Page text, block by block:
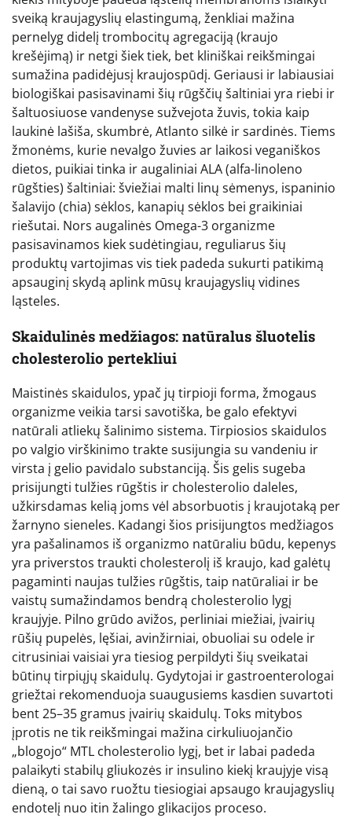
sveiką kraujagyslių elastingumą, ženkliai mažina
pernelyg didelį trombocitų agregaciją (kraujo
krešėjimą) ir netgi šiek tiek, bet kliniškai reikšmingai
sumažina padidėjusį kraujospūdį. Geriausi ir labiausiai
biologiškai pasisavinami šių rūgščių šaltiniai yra riebi ir
šaltuosiuose vandenyse sužvejota žuvis, tokia kaip
laukinė lašiša, skumbrė, Atlanto silkė ir sardinės. Tiems
žmonėms, kurie nevalgo žuvies ar laikosi veganiškos
dietos, puikiai tinka ir augaliniai ALA (alfa-linoleno
rūgšties) šaltiniai: šviežiai malti linų sėmenys, ispaninio
šalavijo (chia) sėklos, kanapių sėklos bei graikiniai
riešutai. Nors augalinės Omega-3 organizme
pasisavinamos kiek sudėtingiau, reguliarus šių
produktų vartojimas vis tiek padeda sukurti patikimą
apsauginį skydą aplink mūsų kraujagyslių vidines
ląsteles.
Skaidulinės medžiagos: natūralus šluotelis
cholesterolio pertekliui
Maistinės skaidulos, ypač jų tirpioji forma, žmogaus
organizme veikia tarsi savotiška, be galo efektyvi
natūrali atliekų šalinimo sistema. Tirpiosios skaidulos
po valgio virškinimo trakte susijungia su vandeniu ir
virsta į gelio pavidalo substanciją. Šis gelis sugeba
prisijungti tulžies rūgštis ir cholesterolio daleles,
užkirsdamas kelią joms vėl absorbuotis į kraujotaką per
žarnyno sieneles. Kadangi šios prisijungtos medžiagos
yra pašalinamos iš organizmo natūraliu būdu, kepenys
yra priverstos traukti cholesterolį iš kraujo, kad galėtų
pagaminti naujas tulžies rūgštis, taip natūraliai ir be
vaistų sumažindamos bendrą cholesterolio lygį
kraujyje. Pilno grūdo avižos, perliniai miežiai, įvairių
rūšių pupelės, lęšiai, avinžirniai, obuoliai su odele ir
citrusiniai vaisiai yra tiesiog perpildyti šių sveikatai
būtinų tirpiųjų skaidulų. Gydytojai ir gastroenterologai
griežtai rekomenduoja suaugusiems kasdien suvartoti
bent 25–35 gramus įvairių skaidulų. Toks mitybos
įprotis ne tik reikšmingai mažina cirkuliuojančio
„blogojo“ MTL cholesterolio lygį, bet ir labai padeda
palaikyti stabilų gliukozės ir insulino kiekį kraujyje visą
dieną, o tai savo ruožtu tiesiogiai apsaugo kraujagyslių
endotelį nuo itin žalingo glikacijos proceso.